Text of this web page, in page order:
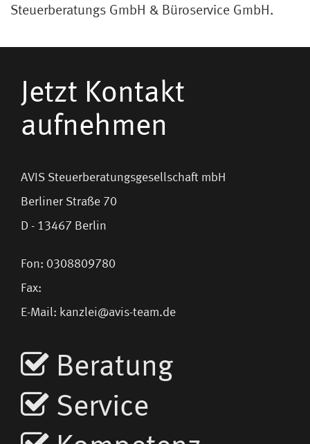
Steuerberatungs GmbH & Büroservice GmbH.
Jetzt Kontakt
aufnehmen
AVIS Steuerberatungsgesellschaft mbH
Berliner Straße 70
D - 13467 Berlin
Fon: 0308809780
Fax:
E-Mail: kanzlei@avis-team.de
Beratung
Service